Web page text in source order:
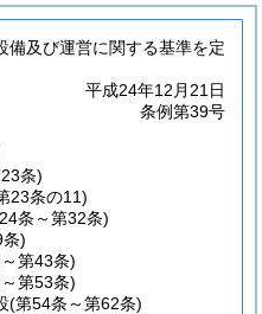
備及び運営に関する基準を定
平成24年12月21日
条例第39号
条)
23条の11)
条～第32条)
)
第43条)
第53条)
(第54条～第62条)